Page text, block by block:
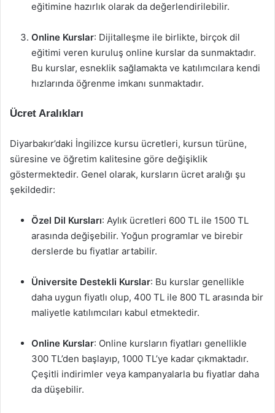
eğitimine hazırlık olarak da değerlendirilebilir.
Online Kurslar: Dijitalleşme ile birlikte, birçok dil
eğitimi veren kuruluş online kurslar da sunmaktadır.
Bu kurslar, esneklik sağlamakta ve katılımcılara kendi
hızlarında öğrenme imkanı sunmaktadır.
Ücret Aralıkları
Diyarbakır’daki İngilizce kursu ücretleri, kursun türüne,
süresine ve öğretim kalitesine göre değişiklik
göstermektedir. Genel olarak, kursların ücret aralığı şu
şekildedir:
Özel Dil Kursları: Aylık ücretleri 600 TL ile 1500 TL
arasında değişebilir. Yoğun programlar ve birebir
derslerde bu fiyatlar artabilir.
Üniversite Destekli Kurslar: Bu kurslar genellikle
daha uygun fiyatlı olup, 400 TL ile 800 TL arasında bir
maliyetle katılımcıları kabul etmektedir.
Online Kurslar: Online kursların fiyatları genellikle
300 TL’den başlayıp, 1000 TL’ye kadar çıkmaktadır.
Çeşitli indirimler veya kampanyalarla bu fiyatlar daha
da düşebilir.